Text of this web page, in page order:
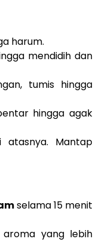
harum.
mendidih dan
tumis hingga
hingga agak
atasnya. Mantap
selama 15 menit
yang lebih